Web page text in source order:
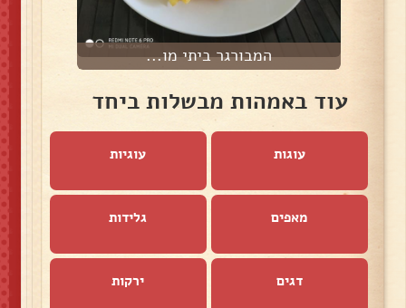
המבורגר ביתי מו...
עוד באמהות מבשלות ביחד
עוגות עוגיות
מאפים גלידות
דגים ירקות